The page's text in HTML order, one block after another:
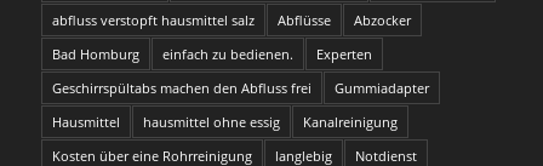
abfluss verstopft hausmittel salz
Abflüsse
Abzocker
Bad Homburg
einfach zu bedienen.
Experten
Geschirrspültabs machen den Abfluss frei
Gummiadapter
Hausmittel
hausmittel ohne essig
Kanalreinigung
Kosten über eine Rohrreinigung
langlebig
Notdienst